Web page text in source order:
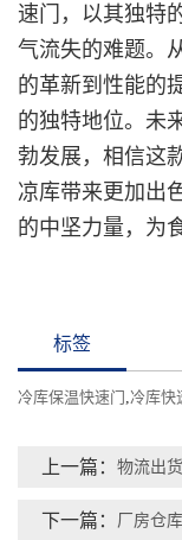
速门，以其独特
气流失的难题。
的革新到性能的
的独特地位。未
勃发展，相信这
凉库带来更加出
的中坚力量，为
标签
冷库保温快速门 冷库快
上一篇：
下一篇：